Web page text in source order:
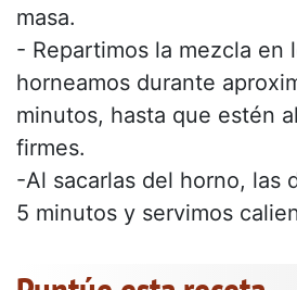
masa.
- Repartimos la mezcla en
horneamos durante
minutos, hasta que estén
firmes.
-Al sacarlas del horno, las
5 minutos y servimos